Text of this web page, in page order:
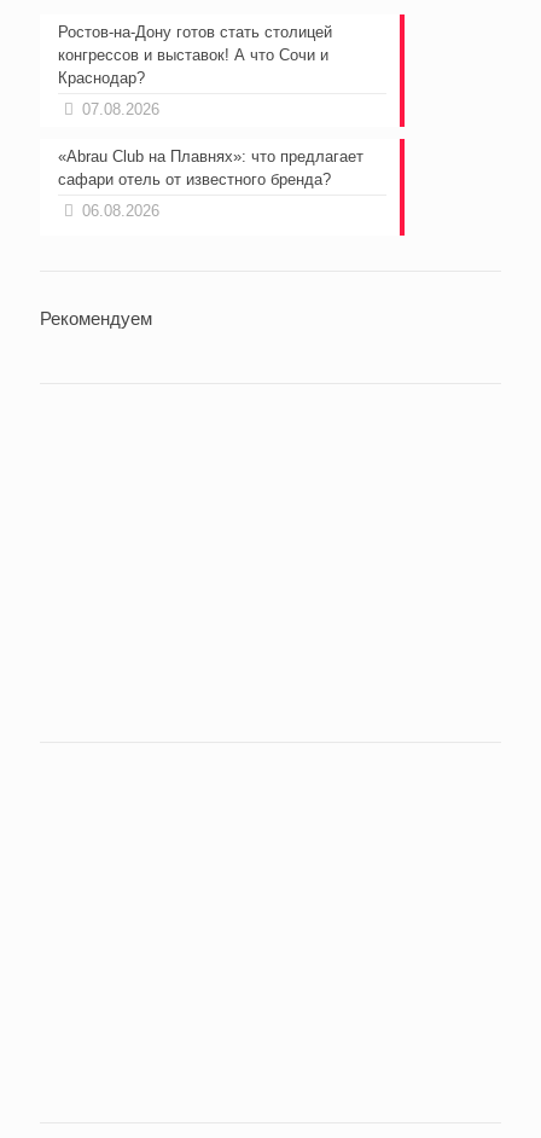
Ростов-на-Дону готов стать столицей
конгрессов и выставок! А что Сочи и
Краснодар?
07.08.2026
«Abrau Club на Плавнях»: что предлагает
сафари отель от известного бренда?
06.08.2026
Рекомендуем